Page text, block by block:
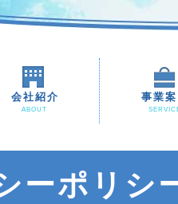
会社紹介
ABOUT
事業
ーポリシ